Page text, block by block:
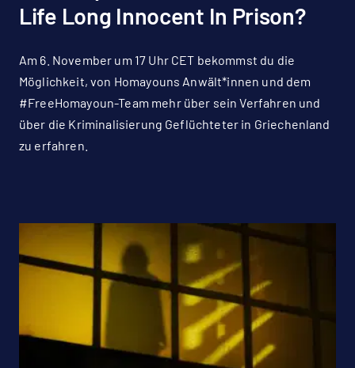
Life Long Innocent In Prison?
Am 6. November um 17 Uhr CET bekommst du die
Möglichkeit, von Homayouns Anwält*innen und dem
#FreeHomayoun-Team mehr über sein Verfahren und
über die Kriminalisierung Geflüchteter in Griechenland
zu erfahren.